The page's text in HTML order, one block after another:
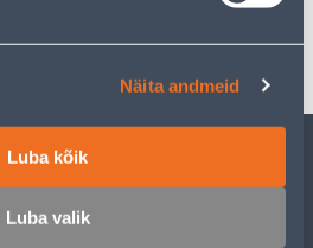
Näita andmeid
Luba kõik
Luba valik